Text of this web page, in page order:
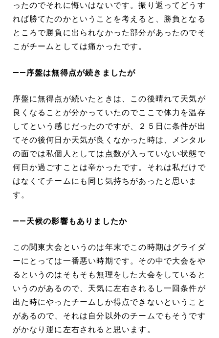
ったのでそれに悔いはないです。振り返ってどうす
れば勝てたのかということを考えると、勝負となる
ところで勝負に出られなかった部分があったのでそ
こがチームとしては痛かったです。
――序盤は無得点が続きましたが
序盤に無得点が続いたときは、この後晴れて天気が
良くなることが分かっていたのでここで体力を温存
してという感じだったのですが、２５日に条件が出
てその後何日か天気が良くなかった時は、メンタル
の面では私個人としては点数が入っていない状態で
何日か過ごすことは辛かったです。それは私だけで
はなくてチームにも同じ気持ちがあったと思いま
す。
――天候の影響もありましたか
この関東大会というのは年末でこの時期はグライダ
ーにとっては一番悪い時期です。その中で大会をや
るというのはそもそも無理をした大会をしていると
いうのがあるので、天気に左右されるし一回条件が
出た時にやったチームしか得点できないということ
があるので、それは自分以外のチームでもそうです
がかなり運に左右されると思います。